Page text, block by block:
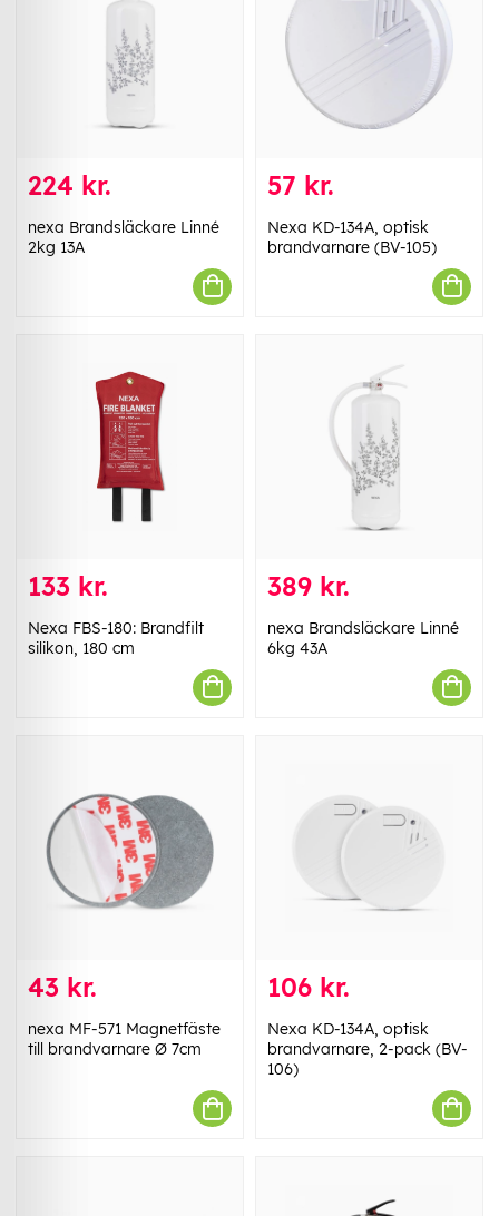
224 kr.
nexa Brandsläckare Linné
2kg 13A
57 kr.
Nexa KD-134A, optisk
brandvarnare (BV-105)
133 kr.
Nexa FBS-180: Brandfilt
silikon, 180 cm
389 kr.
nexa Brandsläckare Linné
6kg 43A
43 kr.
nexa MF-571 Magnetfäste
till brandvarnare Ø 7cm
106 kr.
Nexa KD-134A, optisk
brandvarnare, 2-pack (BV-
106)